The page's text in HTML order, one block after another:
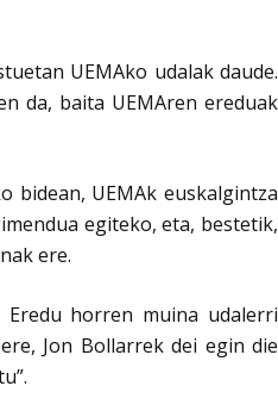
UEMAko udalak daude.
da, baita UEMAren ereduak
bidean, UEMAk euskalgintza
egiteko, eta, bestetik,
ere.
Eredu horren muina udalerri
Jon Bollarrek dei egin die